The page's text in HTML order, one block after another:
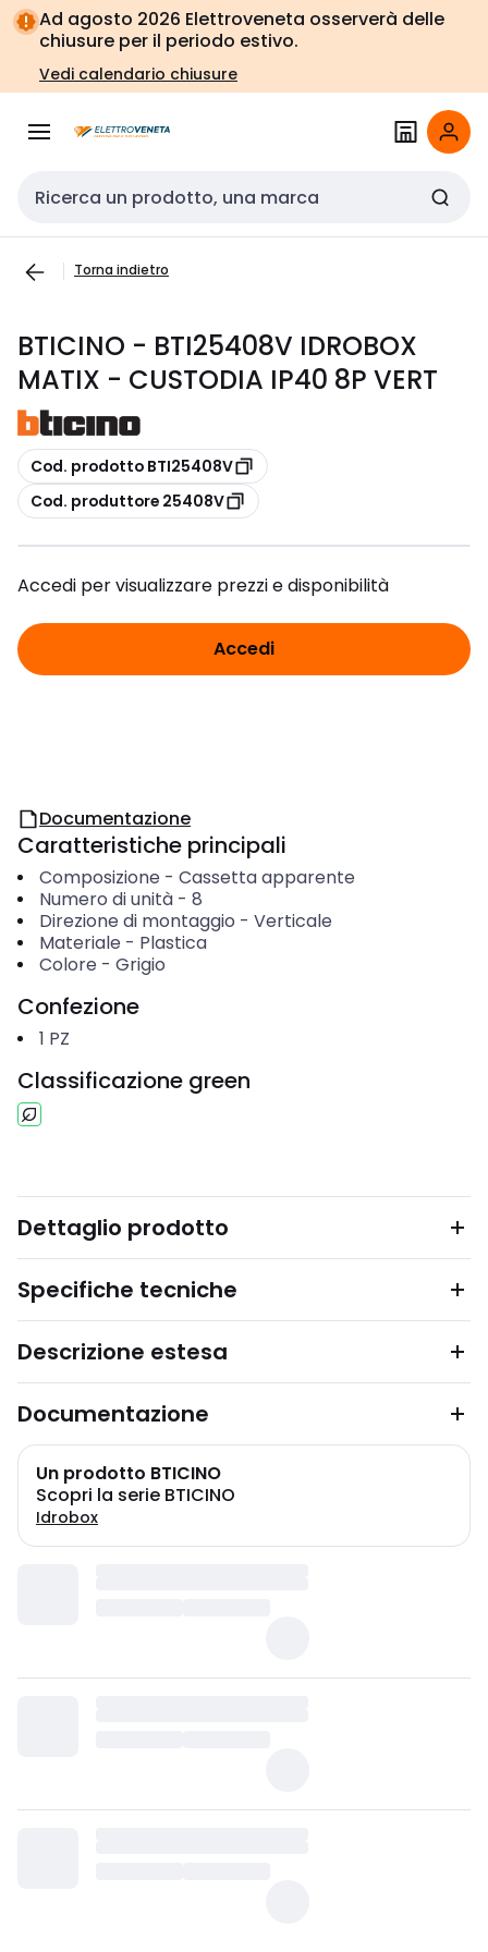
Vai alla
navigazione
Vai
alla
pagina
Ad agosto 2026 Elettroveneta osserverà delle
chiusure per il periodo estivo.
Vedi calendario chiusure
Cerca input
Torna indietro
BTICINO - BTI25408V IDROBOX
MATIX - CUSTODIA IP40 8P VERT
copia
Cod. prodotto BTI25408V
copia
Cod. produttore 25408V
Accedi per visualizzare prezzi e disponibilità
Accedi
Documentazione
Caratteristiche principali
Composizione - Cassetta apparente
Numero di unità- 8
Direzione di montaggio - Verticale
Materiale - Plastica
Colore - Grigio
Confezione
1 PZ
Classificazione green
Dettaglio prodotto
Specifiche tecniche
Descrizione estesa
Documentazione
Un prodotto BTICINO
Scopri la serie BTICINO
Idrobox